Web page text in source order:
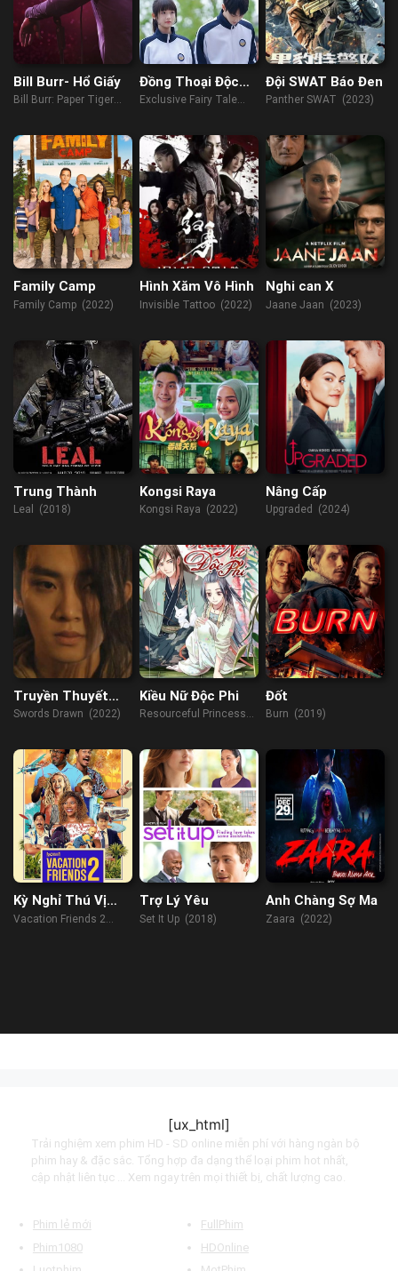
Bill Burr- Hổ Giấy
Bill Burr: Paper Tiger
Đồng Thoại Độc
Nhất
Exclusive Fairy Tale
Đội SWAT Báo Đen
Panther SWAT (2023)
Family Camp
Family Camp (2022)
Hình Xăm Vô Hình
Invisible Tattoo (2022)
Nghi can X
Jaane Jaan (2023)
Trung Thành
Leal (2018)
Kongsi Raya
Kongsi Raya (2022)
Nâng Cấp
Upgraded (2024)
Truyền Thuyết
Thục Sơn: Vạn
Swords Drawn (2022)
Kiều Nữ Độc Phi
Resourceful Princess
Đốt
Burn (2019)
Kỳ Nghỉ Thú Vị
Cùng Bạn Bè 2
Vacation Friends 2
Trợ Lý Yêu
Set It Up (2018)
Anh Chàng Sợ Ma
Zaara (2022)